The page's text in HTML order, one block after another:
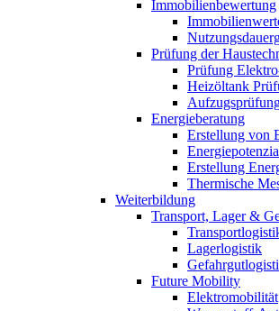
Immobilienbewertung
Prüfung der
Prüfung
Heizöltank
Energieberatung
Erstellung von
Erstellung
Thermische
Weiterbildung
Transport, Lager &
Lagerlogistik
Future Mobility
Elektromobilität